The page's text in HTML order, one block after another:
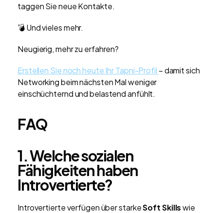
taggen Sie neue Kontakte.
💣 Und vieles mehr.
Neugierig, mehr zu erfahren?
Erstellen Sie noch heute Ihr Tapni-Profil – damit sich
Networking beim nächsten Mal weniger
einschüchternd und belastend anfühlt.
FAQ
1. Welche sozialen
Fähigkeiten haben
Introvertierte?
Introvertierte verfügen über starkeSoft Skillswie